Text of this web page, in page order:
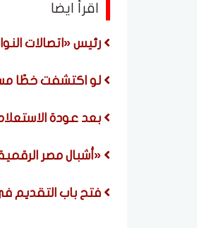
اقرأ ايضا
رئيس «اتصالات
لو اكتشفت خطًا
بعد عودة
«أشبال مصر
فتح باب التقديم